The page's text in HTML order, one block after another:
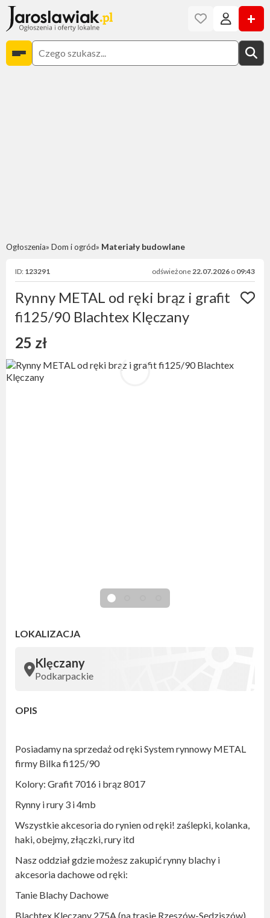
+
Ogłoszenia Dom i ogród Materiały budowlane
ID: 123291 odświeżone22.07.2026 o 09:43
Rynny METAL od ręki brąz i grafit
fi125/90 Blachtex Klęczany
25 zł
LOKALIZACJA
Klęczany
Podkarpackie
OPIS
Posiadamy na sprzedaż od ręki System rynnowy METAL
firmy Bilka fi125/90
Kolory: Grafit 7016 i brąz 8017
Rynny i rury 3 i 4mb
Wszystkie akcesoria do rynien od ręki! zaślepki, kolanka,
haki, obejmy, złączki, rury itd
Nasz oddział gdzie możesz zakupić rynny blachy i
akcesoria dachowe od ręki:
Tanie Blachy Dachowe
Blachtex Klęczany 275A (na trasie Rzeszów-Sędziszów)